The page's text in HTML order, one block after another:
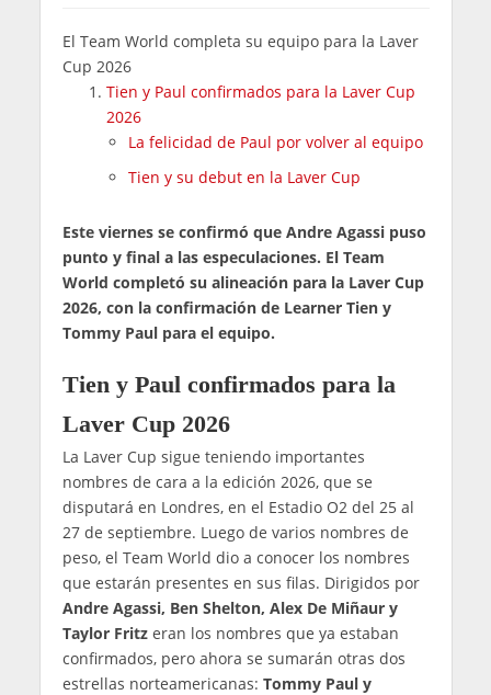
El Team World completa su equipo para la Laver
Cup 2026
Tien y Paul confirmados para la Laver Cup
2026
La felicidad de Paul por volver al equipo
Tien y su debut en la Laver Cup
Este viernes se confirmó que Andre Agassi puso
punto y final a las especulaciones. El Team
World completó su alineación para la Laver Cup
2026, con la confirmación de Learner Tien y
Tommy Paul para el equipo.
Tien y Paul confirmados para la
Laver Cup 2026
La Laver Cup sigue teniendo importantes
nombres de cara a la edición 2026, que se
disputará en Londres, en el Estadio O2 del 25 al
27 de septiembre. Luego de varios nombres de
peso, el Team World dio a conocer los nombres
que estarán presentes en sus filas. Dirigidos por
Andre Agassi, Ben Shelton, Alex De Miñaur y
Taylor Fritzeran los nombres que ya estaban
confirmados, pero ahora se sumarán otras dos
estrellas norteamericanas: Tommy Paul y